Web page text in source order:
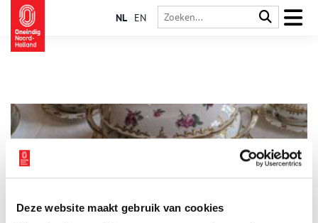
Deze website maakt gebruik van cookies
NL EN